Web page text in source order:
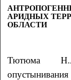
АРИДНЫХ
ОБЛАСТИ
Тютюма